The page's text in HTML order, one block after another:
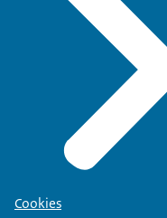
Cookies